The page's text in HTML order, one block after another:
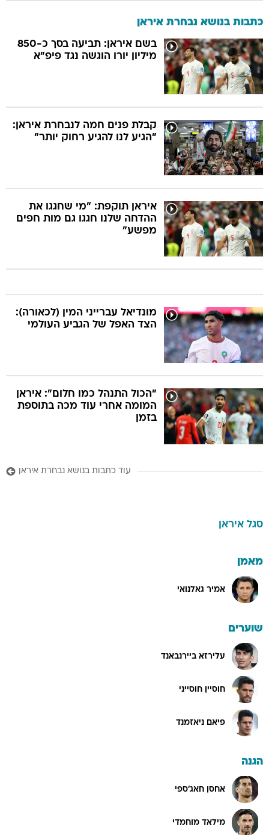
כתבות בנושא נבחרת איראן
בשם איראן: תביעה בסך כ-850
מיליון יורו הוגשה נגד פיפ"א
קבלת פנים חמה לנבחרת איראן:
"הגיע לנו להגיע רחוק יותר"
איראן תוקפת: "מי שחגגו את
ההדחה שלנו חגגו גם מות חפים
מפשע"
מונדיאל עברייני המין (לכאורה):
הצד האפל של הגביע העולמי
"הכול התנהל כמו חלום": איראן
המומה אחרי עוד מכה בתוספת
בזמן
עוד כתבות בנושא נבחרת איראן
סגל איראן
מאמן
אמיר גאלנואי
שוערים
עלירזא ביירנבאנד
חוסיין חוסייני
פיאם ניאזמנד
הגנה
אחסן חאג'ספי
מילאד מוחמדי